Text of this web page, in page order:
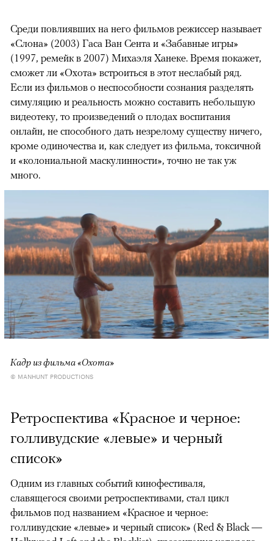
Среди повлиявших на него фильмов режиссер называет
«Слона» (2003) Гаса Ван Сента и «Забавные игры»
(1997, ремейк в 2007) Михаэля Ханеке. Время покажет,
сможет ли «Охота» встроиться в этот неслабый ряд.
Если из фильмов о неспособности сознания разделять
симуляцию и реальность можно составить небольшую
видеотеку, то произведений о плодах воспитания
онлайн, не способного дать незрелому существу ничего,
кроме одиночества и, как следует из фильма, токсичной
и «колониальной маскулинности», точно не так уж
много.
Кадр из фильма «Охота»
© MANHUNT PRODUCTIONS
Ретроспектива «Красное и черное:
голливудские «левые» и черный
список»
Одним из главных событий кинофестиваля,
славящегося своими ретроспективами, стал цикл
фильмов под названием «Красное и черное:
голливудские «левые» и черный список» (Red & Black —